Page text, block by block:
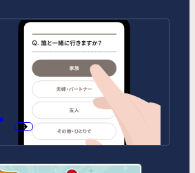
東京浅草
MIMARU東京 池袋
東京日本橋
MIMARU東京 錦糸町
EAST
MIMARU東京 赤坂
稲荷町
MIMARU東京 上野NORTH
EAST
MIMARU東京 上野御徒町
MIMARU東京 新宿WEST
橋水天宮前
MIMARU東京 八丁堀
京都
MIMARU京都 河原町五条
MIMARU京都 新町三条
条WEST(旧
洞院高辻)
MIMARU京都 二条城
京都四条
STATION
月1日開業）
MIMARU大阪 心斎橋
CENTRAL（2026年9月1日開業）
橋NORTH
MIMARU大阪 心斎橋EAST
波STATION
MIMARU大阪 心斎橋WEST
NORTH